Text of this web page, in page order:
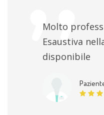
Molto
Esaustiva
disponibile